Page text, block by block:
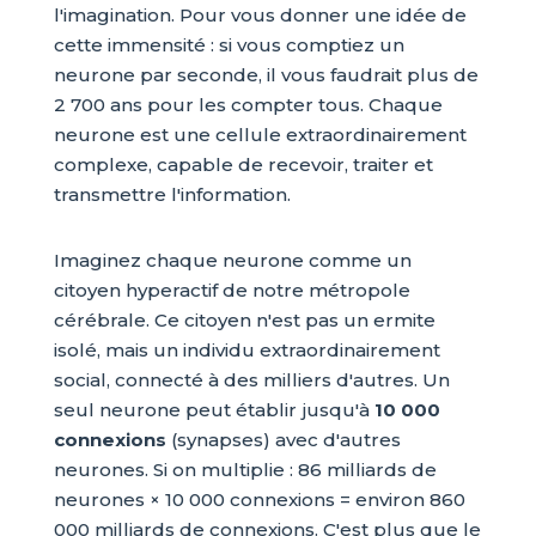
l'imagination. Pour vous donner une idée de
cette immensité : si vous comptiez un
neurone par seconde, il vous faudrait plus de
2 700 ans pour les compter tous. Chaque
neurone est une cellule extraordinairement
complexe, capable de recevoir, traiter et
transmettre l'information.
Imaginez chaque neurone comme un
citoyen hyperactif de notre métropole
cérébrale. Ce citoyen n'est pas un ermite
isolé, mais un individu extraordinairement
social, connecté à des milliers d'autres. Un
seul neurone peut établir jusqu'à 10 000
connexions (synapses) avec d'autres
neurones. Si on multiplie : 86 milliards de
neurones × 10 000 connexions = environ 860
000 milliards de connexions. C'est plus que le